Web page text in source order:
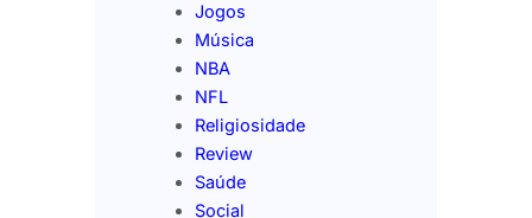
Jogos
Música
NBA
NFL
Religiosidade
Review
Saúde
Social